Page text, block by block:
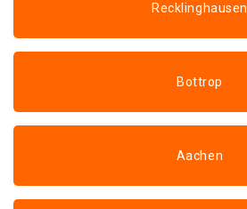
Recklinghausen
Bottrop
Aachen